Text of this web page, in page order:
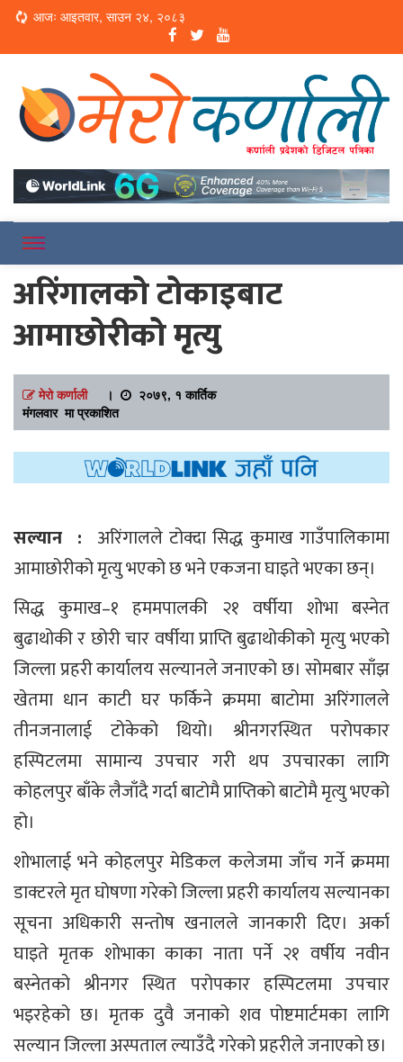
Loading...
आजः आइतवार, साउन २४, २०८३
Merokarnali
अरिंगालको टोकाइबाट
आमाछोरीको मृत्यु
मेरो कर्णाली।
२०७९, १ कार्तिक
मंगलवार मा प्रकाशित
सल्यान : अरिंगालले टोक्दा सिद्ध कुमाख गाउँपालिकामा
आमाछोरीको मृत्यु भएको छ भने एकजना घाइते भएका छन्।
सिद्ध कुमाख–१ हममपालकी २१ वर्षीया शोभा बस्नेत
बुढाथोकी र छोरी चार वर्षीया प्राप्ति बुढाथोकीको मृत्यु भएको
जिल्ला प्रहरी कार्यालय सल्यानले जनाएको छ। सोमबार साँझ
खेतमा धान काटी घर फर्किने क्रममा बाटोमा अरिंगालले
तीनजनालाई टोकेको थियो। श्रीनगरस्थित परोपकार
हस्पिटलमा सामान्य उपचार गरी थप उपचारका लागि
कोहलपुर बाँके लैजाँदै गर्दा बाटोमै प्राप्तिको बाटोमै मृत्यु भएको
हो।
शोभालाई भने कोहलपुर मेडिकल कलेजमा जाँच गर्ने क्रममा
डाक्टरले मृत घोषणा गरेको जिल्ला प्रहरी कार्यालय सल्यानका
सूचना अधिकारी सन्तोष खनालले जानकारी दिए। अर्का
घाइते मृतक शोभाका काका नाता पर्ने २१ वर्षीय नवीन
बस्नेतको श्रीनगर स्थित परोपकार हस्पिटलमा उपचार
भइरहेको छ। मृतक दुवै जनाको शव पोष्टमार्टमका लागि
सल्यान जिल्ला अस्पताल ल्याउँदै गरेको प्रहरीले जनाएको छ।